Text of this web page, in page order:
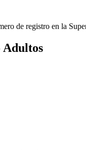
de registro en la
Adultos